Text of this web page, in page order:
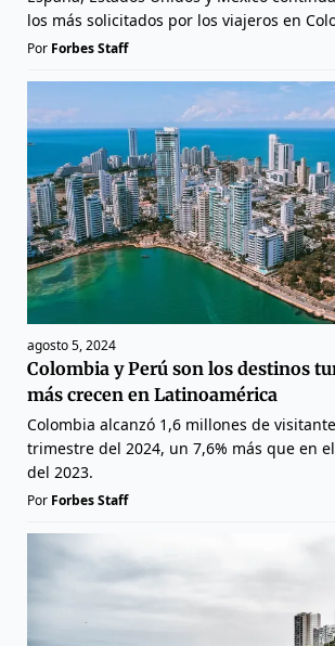
los más solicitados por los viajeros en
Por Forbes Staff
agosto 5, 2024
Colombia y Perú son los destinos
más crecen en Latinoamérica
Colombia alcanzó 1,6 millones de
trimestre del 2024, un 7,6% más que en
del 2023.
Por Forbes Staff